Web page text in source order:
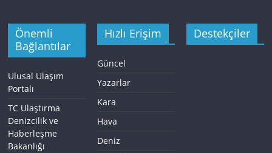
Önemli
Bağlantılar
Ulusal Ulaşım
Portalı
TC Ulaştırma
Denizcilik ve
Haberleşme
Bakanlığı
Hızlı Erişim
Güncel
Yazarlar
Kara
Hava
Deniz
Destekçiler